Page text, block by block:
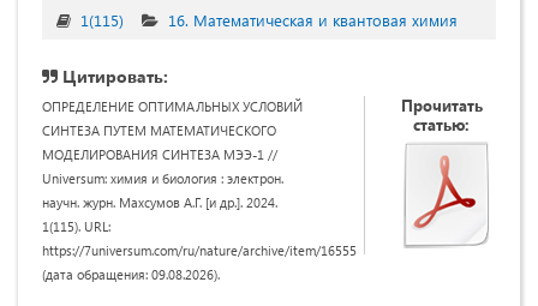
1(115)
16. Математическая и квантовая химия
Цитировать:
ОПРЕДЕЛЕНИЕ ОПТИМАЛЬНЫХ УСЛОВИЙ
СИНТЕЗА ПУТЕМ МАТЕМАТИЧЕСКОГО
МОДЕЛИРОВАНИЯ СИНТЕЗА МЭЭ-1 //
Universum: химия и биология : электрон.
научн. журн. Махсумов А.Г. [и др.]. 2024.
1(115). URL:
https://7universum.com/ru/nature/archive/item/16555
(дата обращения: 09.08.2026).
Прочитать
статью: